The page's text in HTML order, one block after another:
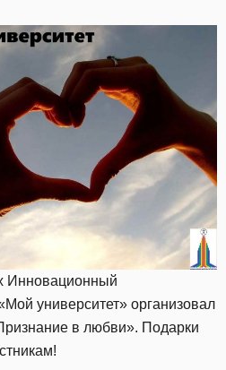
Инновационный
университет» организовал
в любви». Подарки